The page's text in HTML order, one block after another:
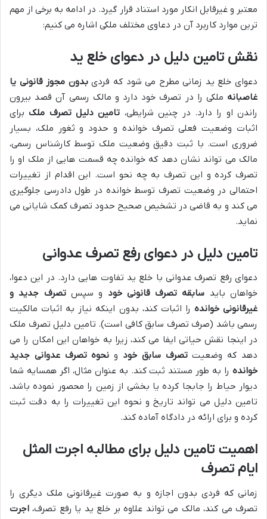
معتبر و غیرقابل انکار مورد استناد قرار گیرد. در ادامه به برخی از مهم
ترین موارد کاربرد آن در دعاوی مختلف ملکی اشاره می کنیم:
نقش تامین دلیل در دعوای خلع ید
دعوای خلع ید زمانی مطرح می شود که فردیبدون مجوز قانونی یا
غاصبانه ملکی را در تصرف خود دارد و مالک رسمی آن قصد بیرون
راندن او را دارد. در چنین شرایطی، تامین دلیل تصرف ملک برای
اثبات وضعیت فعلی تصرف خوانده و حدود و ثغور ملک، بسیار
ضروری است. با ثبت دقیق وضعیت ملک توسط کارشناس رسمی،
مالک می تواند نشان دهد که خوانده چه قسمت هایی از ملک او را
تصرف کرده و این تصرف به چه نحو است. این اقدام از تغییرات
احتمالی در وضعیت تصرف توسط خوانده در طول دادرسی جلوگیری
می کند و به قاضی در تشخیص صحیح حدود تصرف کمک شایانی می
نماید.
تامین دلیل در دعوای رفع تصرف عدوانی
دعوای رفع تصرف عدوانی با خلع ید تفاوت هایی دارد. در این دعوا،
خواهان باید سابقه تصرف قانونی خود و سپستصرف جدید و
غیرقانونی خوانده را اثبات کند، بدون اینکه نیاز به اثبات مالکیت
رسمی باشد (صرف تصرف سابق کافی است). تامین دلیل تصرف ملک
در اینجا نقش حیاتی ایفا می کند، زیرا به خواهان این امکان را می
دهد که وضعیتتصرف سابق خود و نحوه تصرف عدوانی جدید
خوانده را به طور مستند ثبت کند. به عنوان مثال، اگر همسایه شما
دیوار حیاط را جابجا کرده یا بخشی از زمین را محصور نموده باشد،
تامین دلیل می تواند تاریخ و نحوه این تغییرات را به دقت ثبت
کرده و برای ارائه در دادگاه آماده کند.
اهمیت تامین دلیل برای مطالبه اجرت المثل
ایام تصرف
زمانی که فردی بدون اجازه و به صورت غیرقانونی ملک دیگری را
تصرف می کند، مالک می تواند علاوه بر خلع ید یا رفع تصرف، اجرت